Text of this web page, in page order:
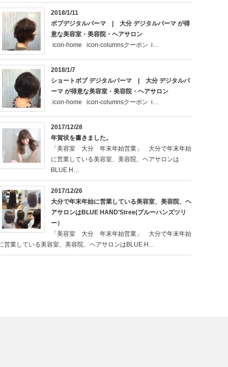
2018/1/11
ボブデジタルパーマ | 大分 デジタルパーマ が得
意な美容室・美容院・ヘアサロン
icon-home icon-columnsクーポン i…
2018/1/7
ショートボブ デジタルパーマ | 大分 デジタルパ
ーマ が得意な美容室・美容院・ヘアサロン
icon-home icon-columnsクーポン i…
2017/12/28
年賀状を書きました。
「美容室 大分 年末年始営業」 大分で年末年始
に営業している美容室、美容院、ヘアサロンは
BLUE H…
2017/12/26
大分で年末年始に営業している美容室、美容院、ヘ
アサロンはBLUE HAND’Stree(ブルーハンズツリ
ー）
「美容室 大分 年末年始営業」 大分で年末年始
営業している美容室、美容院、ヘアサロンはBLUE H…